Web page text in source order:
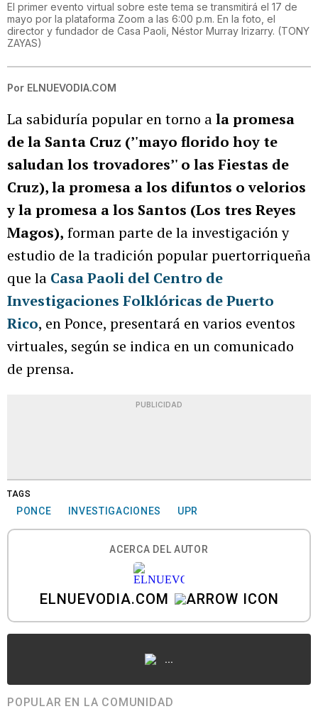
El primer evento virtual sobre este tema se transmitirá el 17 de
mayo por la plataforma Zoom a las 6:00 p.m. En la foto, el
director y fundador de Casa Paoli, Néstor Murray Irizarry. (TONY
ZAYAS)
Por ELNUEVODIA.COM
La sabiduría popular en torno ala promesa
de la Santa Cruz (’'mayo florido hoy te
saludan los trovadores’' o las Fiestas de
Cruz), la promesa a los difuntos o velorios
y la promesa a los Santos (Los tres Reyes
Magos), forman parte de la investigación y
estudio de la tradición popular puertorriqueña
que la Casa Paoli del Centro de
Investigaciones Folklóricas de Puerto
Rico, en Ponce, presentará en varios eventos
virtuales, según se indica en un comunicado
de prensa.
PUBLICIDAD
TAGS
PONCE INVESTIGACIONES UPR
ACERCA DEL AUTOR
ELNUEVODIA.COM
...
POPULAR EN LA COMUNIDAD